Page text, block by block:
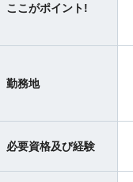
ここがポイント!
勤務地
必要資格及び経験